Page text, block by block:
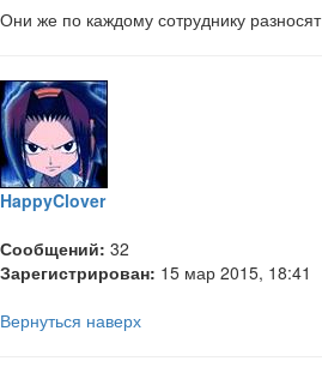
Они же по каждому сотруднику разносят
HappyClover
Сообщений: 32
Зарегистрирован: 15 мар 2015, 18:41
Вернуться наверх